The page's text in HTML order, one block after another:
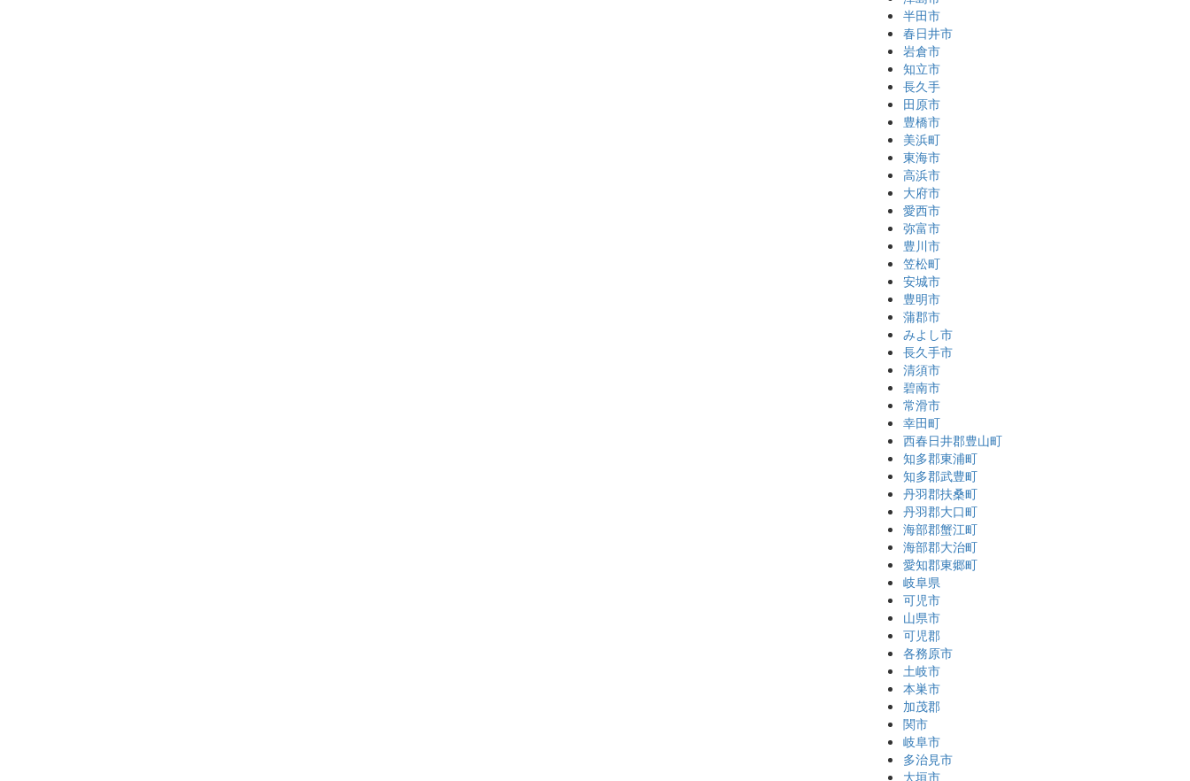
半田市
春日井市
岩倉市
知立市
長久手
田原市
豊橋市
美浜町
東海市
高浜市
大府市
愛西市
弥富市
豊川市
笠松町
安城市
豊明市
蒲郡市
みよし市
長久手市
清須市
碧南市
常滑市
幸田町
西春日井郡豊山町
知多郡東浦町
知多郡武豊町
丹羽郡扶桑町
丹羽郡大口町
海部郡蟹江町
海部郡大治町
愛知郡東郷町
岐阜県
可児市
山県市
可児郡
各務原市
土岐市
本巣市
加茂郡
関市
岐阜市
多治見市
大垣市